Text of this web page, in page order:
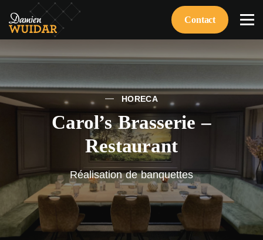
Contact
HORECA
Carol’s Brasserie –
Restaurant
Réalisation de banquettes